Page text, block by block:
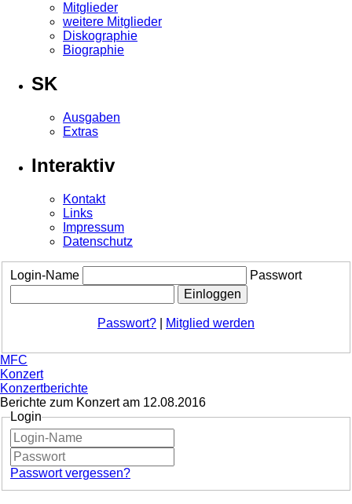
Mitglieder
weitere Mitglieder
Diskographie
Biographie
SK
Ausgaben
Extras
Interaktiv
Kontakt
Links
Impressum
Datenschutz
Login-Name Passwort
Passwort? Mitglied werden
MFC
Konzert
Konzertberichte
Berichte zum Konzert am 12.08.2016
Login
Passwort vergessen?